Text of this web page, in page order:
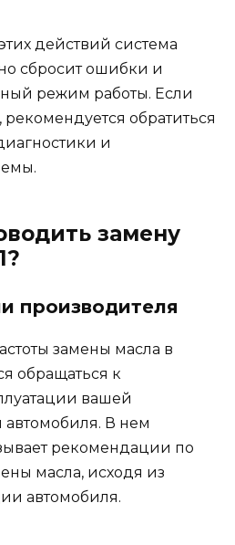
действий система
сбросит ошибки и
режим работы. Если
обратиться
и
замену
производителя
замены масла в
обращаться к
вашей
В нем
рекомендации по
масла, исходя из
автомобиля.